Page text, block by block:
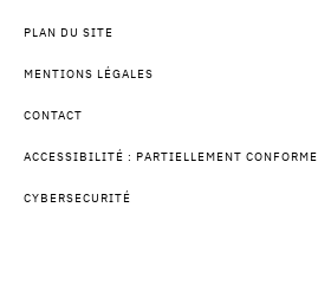
PLAN DU SITE
MENTIONS LÉGALES
CONTACT
ACCESSIBILITÉ : PARTIELLEMENT CONFORME
CYBERSECURITÉ